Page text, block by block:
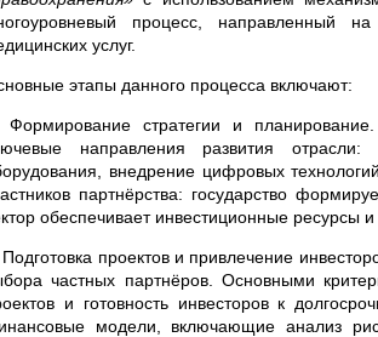
процесс, направленный
услуг.
этапы данного процесса включают:
Формирование стратегии и
направления развития отрасли:
внедрение цифровых
партнёрства: государство
обеспечивает инвестиционные ресурсы и
проектов и привлечение
частных партнёров. Основными
и готовность инвесторов к
модели, включающие анализ